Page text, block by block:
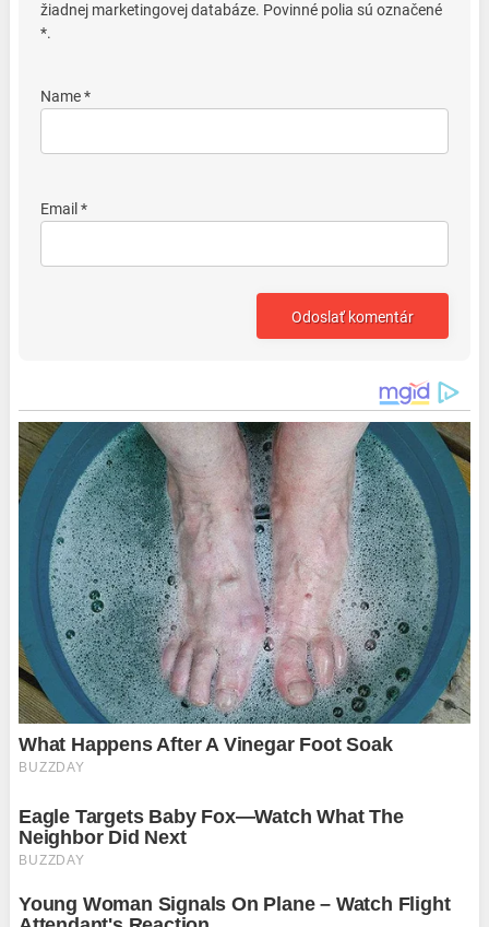
žiadnej marketingovej databáze. Povinné polia sú označené
*.
Name *
Email *